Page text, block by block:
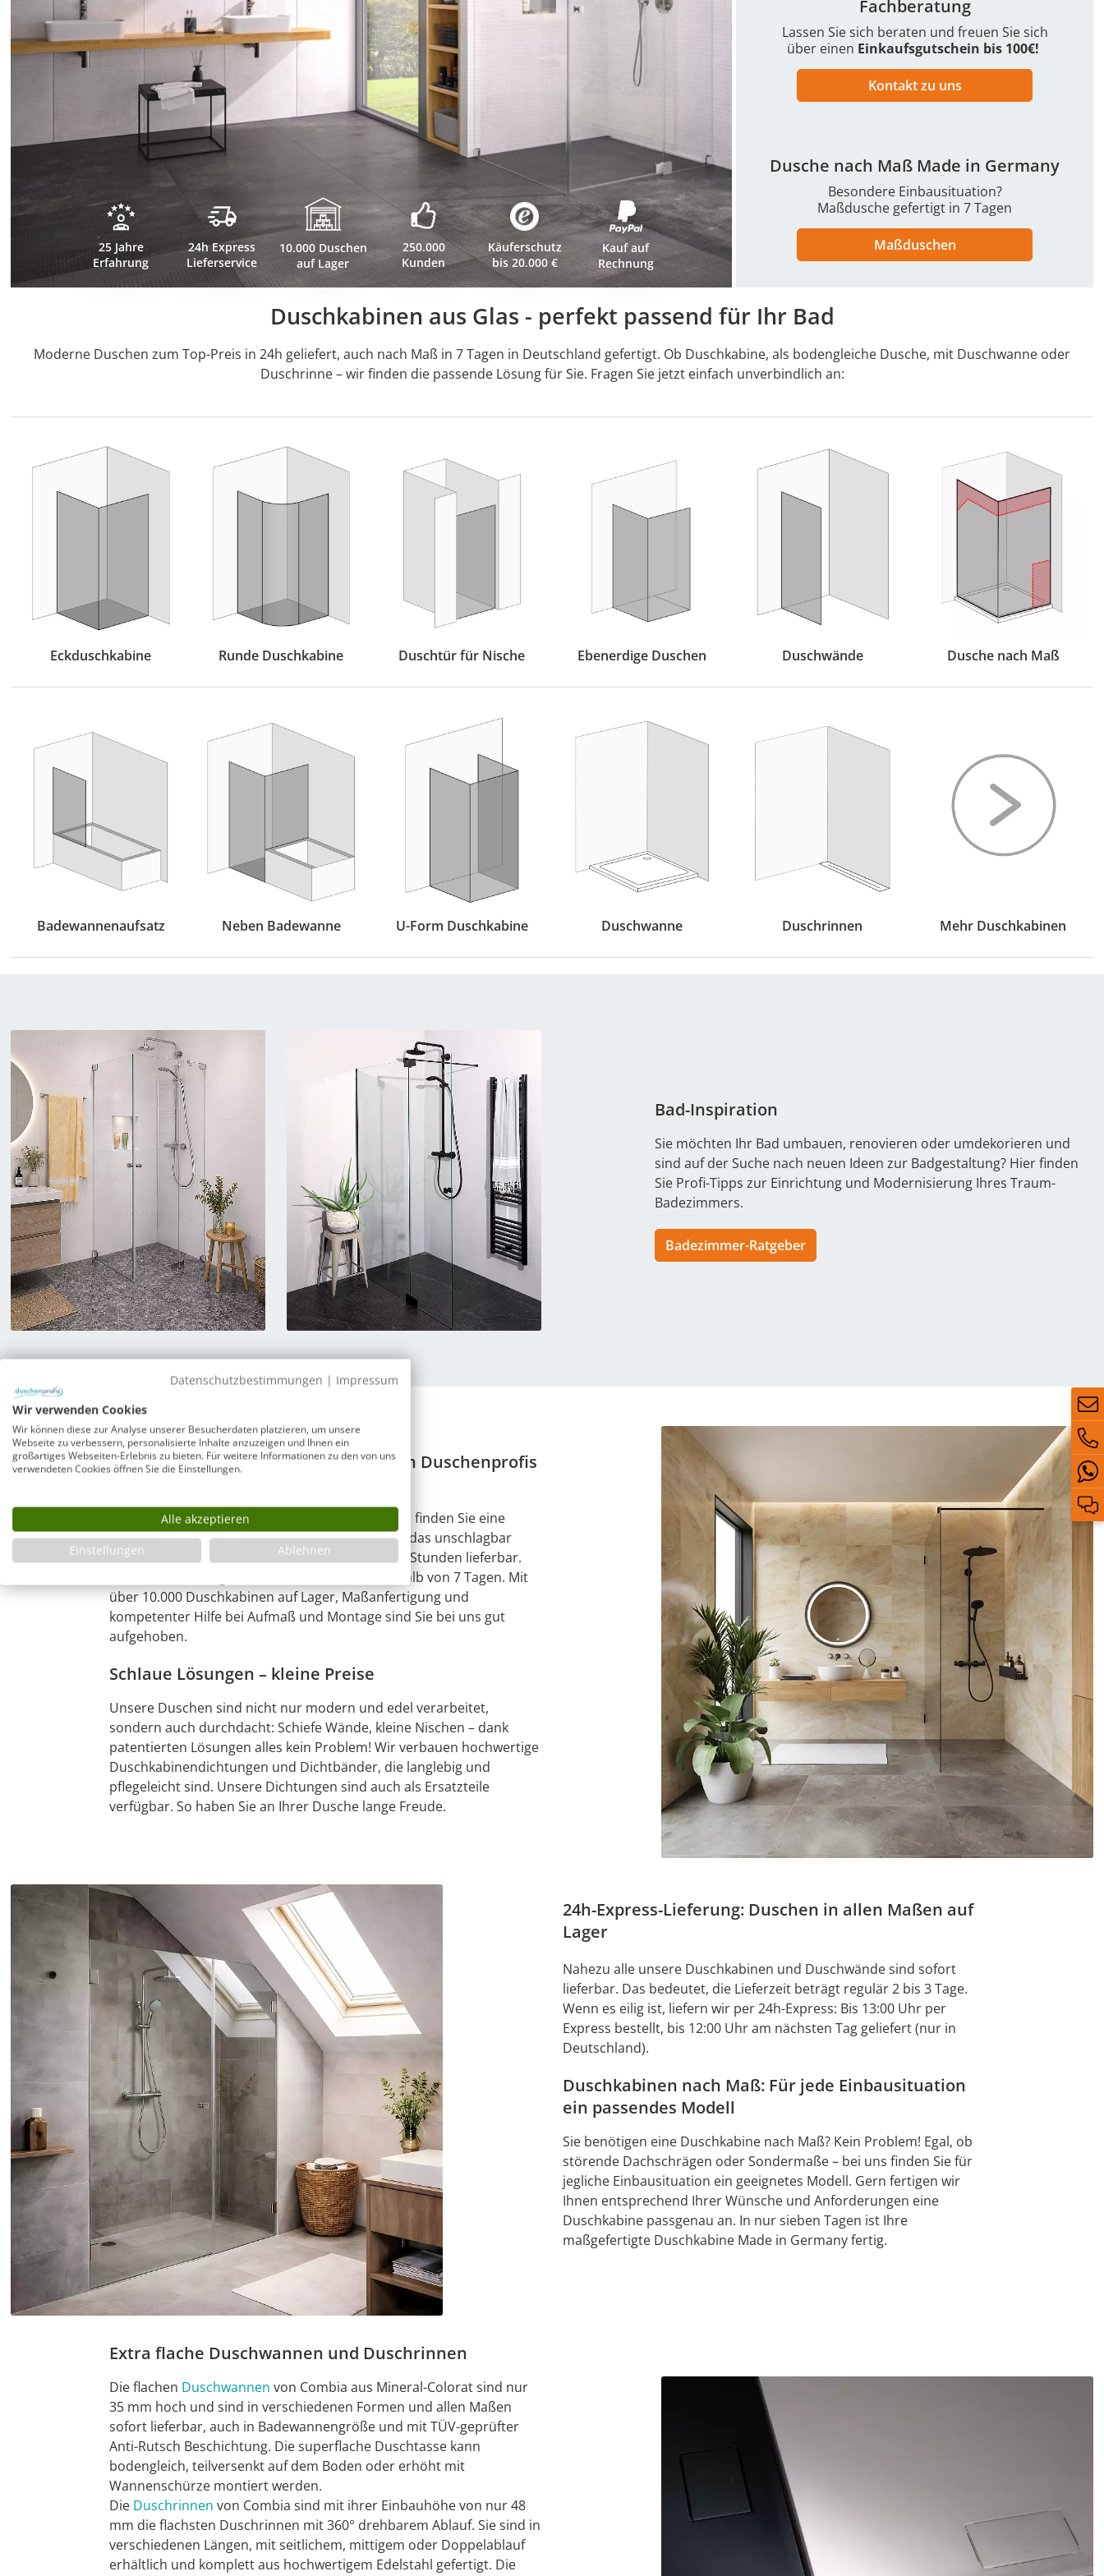
25 Jahre
Erfahrung
24h Express
Lieferservice
10.000 Duschen
auf Lager
250.000
Kunden
Käuferschutz
bis 20.000 €
Kauf auf
Rechnung
Fachberatung
Lassen Sie sich beraten und freuen Sie sich
über einen Einkaufsgutschein bis 100€!
Kontakt zu uns
Dusche nach Maß Made in Germany
Besondere Einbausituation?
Maßdusche gefertigt in 7 Tagen
Maßduschen
Duschkabinen aus Glas - perfekt passend für Ihr Bad
Moderne Duschen zum Top-Preis in 24h geliefert, auch nach Maß in 7 Tagen in Deutschland gefertigt. Ob Duschkabine, als bodengleiche Dusche, mit Duschwanne oder
Duschrinne – wir finden die passende Lösung für Sie. Fragen Sie jetzt einfach unverbindlich an:
Eckduschkabine Runde Duschkabine Duschtür für Nische Ebenerdige Duschen Duschwände Dusche nach Maß
Badewannenaufsatz Neben Badewanne U-Form Duschkabine Duschwanne Duschrinnen Mehr Duschkabinen
Bad-Inspiration
Sie möchten Ihr Bad umbauen, renovieren oder umdekorieren und
sind auf der Suche nach neuen Ideen zur Badgestaltung? Hier finden
Sie Profi-Tipps zur Einrichtung und Modernisierung Ihres Traum-
Badezimmers.
Badezimmer-Ratgeber
Darum sollten Sie Ihre Dusche bei den Duschenprofis
Egal wie kompliziert Ihre Badsituation ist: Bei uns finden Sie eine
schöne, moderne Dusche, die genau passt. Und das unschlagbar
schnell: Die meisten unserer Duschen sind in 24 Stunden lieferbar.
Maßduschen fertigen wir in Deutschland innerhalb von 7 Tagen. Mit
über 10.000 Duschkabinen auf Lager, Maßanfertigung und
kompetenter Hilfe bei Aufmaß und Montage sind Sie bei uns gut
aufgehoben.
Schlaue Lösungen – kleine Preise
Unsere Duschen sind nicht nur modern und edel verarbeitet,
sondern auch durchdacht: Schiefe Wände, kleine Nischen – dank
patentierten Lösungen alles kein Problem! Wir verbauen hochwertige
Duschkabinendichtungen und Dichtbänder, die langlebig und
pflegeleicht sind. Unsere Dichtungen sind auch als Ersatzteile
verfügbar. So haben Sie an Ihrer Dusche lange Freude.
24h-Express-Lieferung: Duschen in allen Maßen auf
Lager
Nahezu alle unsere Duschkabinen und Duschwände sind sofort
lieferbar. Das bedeutet, die Lieferzeit beträgt regulär 2 bis 3 Tage.
Wenn es eilig ist, liefern wir per 24h-Express: Bis 13:00 Uhr per
Express bestellt, bis 12:00 Uhr am nächsten Tag geliefert (nur in
Deutschland).
Duschkabinen nach Maß: Für jede Einbausituation
ein passendes Modell
Sie benötigen eine Duschkabine nach Maß? Kein Problem! Egal, ob
störende Dachschrägen oder Sondermaße – bei uns finden Sie für
jegliche Einbausituation ein geeignetes Modell. Gern fertigen wir
Ihnen entsprechend Ihrer Wünsche und Anforderungen eine
Duschkabine passgenau an. In nur sieben Tagen ist Ihre
maßgefertigte Duschkabine Made in Germany fertig.
Extra flache Duschwannen und Duschrinnen
Die flachen Duschwannen von Combia aus Mineral-Colorat sind nur
35 mm hoch und sind in verschiedenen Formen und allen Maßen
sofort lieferbar, auch in Badewannengröße und mit TÜV-geprüfter
Anti-Rutsch Beschichtung. Die superflache Duschtasse kann
bodengleich, teilversenkt auf dem Boden oder erhöht mit
Wannenschürze montiert werden.
Die Duschrinnen von Combia sind mit ihrer Einbauhöhe von nur 48
mm die flachsten Duschrinnen mit 360° drehbarem Ablauf. Sie sind in
verschiedenen Längen, mit seitlichem, mittigem oder Doppelablauf
erhältlich und komplett aus hochwertigem Edelstahl gefertigt. Die
Datenschutzbestimmungen | Impressum
Wir verwenden Cookies
Wir können diese zur Analyse unserer Besucherdaten platzieren, um unsere
Webseite zu verbessern, personalisierte Inhalte anzuzeigen und Ihnen ein
großartiges Webseiten-Erlebnis zu bieten. Für weitere Informationen zu den von uns
verwendeten Cookies öffnen Sie die Einstellungen.
Alle akzeptieren
Einstellungen
Ablehnen